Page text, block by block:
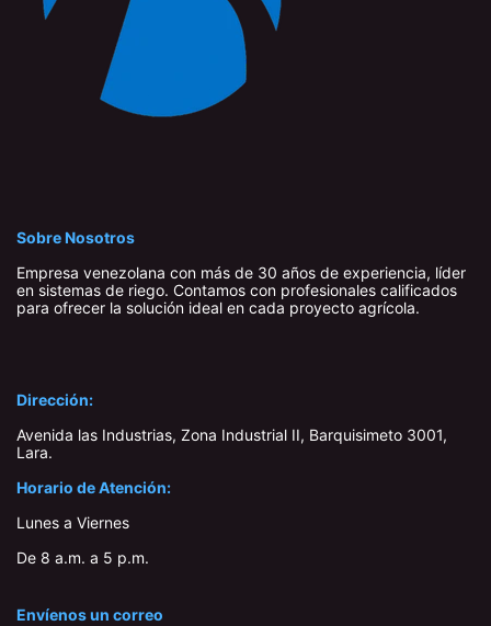
Sobre Nosotros
Empresa venezolana con más de 30 años de experiencia, líder
en sistemas de riego. Contamos con profesionales calificados
para ofrecer la solución ideal en cada proyecto agrícola.
Dirección:
Avenida las Industrias, Zona Industrial II, Barquisimeto 3001,
Lara​.
Horario de Atención:
Lunes a Viernes
De 8 a.m. a 5 p.m.
Envíenos un correo